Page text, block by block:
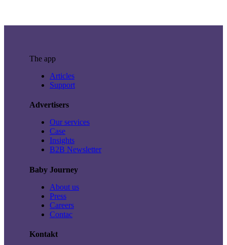
The app
Articles
Support
Advertisers
Our services
Case
Insights
B2B Newsletter
Baby Journey
About us
Press
Careers
Contac
Kontakt